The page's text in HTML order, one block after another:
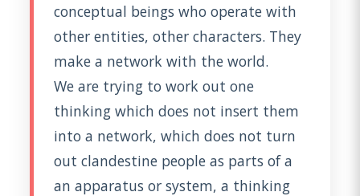
conceptual beings who operate with
other entities, other characters. They
make a network with the world.
We are trying to work out one
thinking which does not insert them
into a network, which does not turn
out clandestine people as parts of a
an apparatus or system, a thinking